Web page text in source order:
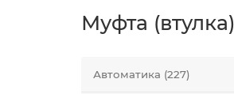
Муфта (втулка)
Автоматика (227)